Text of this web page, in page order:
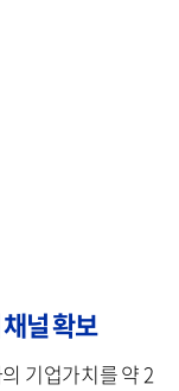
널 확보
기업가치를 약 2